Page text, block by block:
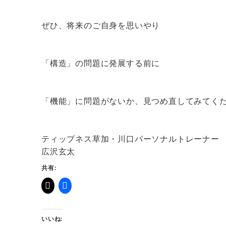
ぜひ、将来のご自身を思いやり
「構造」の問題に発展する前に
「機能」に問題がないか、見つめ直してみてく
ティップネス草加・川口パーソナルトレーナー
広沢玄太
共有:
いいね: